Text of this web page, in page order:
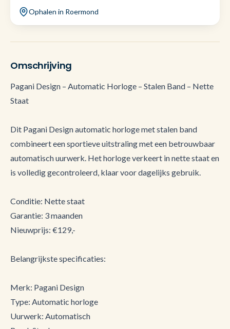
Ophalen in Roermond
Omschrijving
Pagani Design – Automatic Horloge – Stalen Band – Nette
Staat
Dit Pagani Design automatic horloge met stalen band
combineert een sportieve uitstraling met een betrouwbaar
automatisch uurwerk. Het horloge verkeert in nette staat en
is volledig gecontroleerd, klaar voor dagelijks gebruik.
Conditie: Nette staat
Garantie: 3 maanden
Nieuwprijs: €129,-
Belangrijkste specificaties:
Merk: Pagani Design
Type: Automatic horloge
Uurwerk: Automatisch